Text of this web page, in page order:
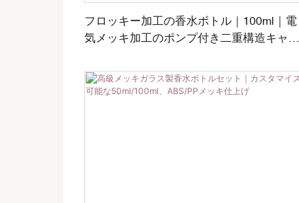
フロッキー加工の香水ボトル｜100ml｜電
気メッキ加工のポンプ付き二重構造キャッ